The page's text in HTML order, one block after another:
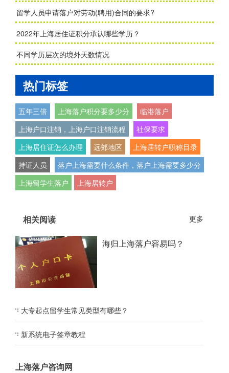
留学人员申请落户对劳动(聘用)合同的要求?
2022年上海居住证积分承认哪些学历？
不同学历层次的境外天数情况
热门标签
五年三倍 上海落户积分要多少分
临港落户
上海户口注销，上海户口注销流程
社保要求
上海居住证怎么办理
远郊地区
上海居转户职称目录
持证人员
落户上海需要什么条件，落户上海需要多少分
上海留学生落户
上海居转户
相关阅读 更多
海归上海落户容易吗？
大专起点留学生常见类型有哪些？
新系统电子签章教程
上海落户咨询网